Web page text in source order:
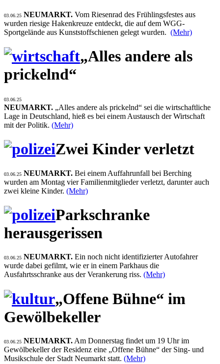
03.06.25 NEUMARKT. Vom Riesenrad des Frühlingsfestes aus
wurden riesige Hakenkreuze entdeckt, die auf dem WGG-
Sportgelände aus Kunststoffschienen gelegt wurden. (Mehr)
„Alles andere als
prickelnd“
03.06.25
NEUMARKT. „Alles andere als prickelnd“ sei die wirtschaftliche
Lage in Deutschland, hieß es bei einem Austausch der Wirtschaft
mit der Politik. (Mehr)
Zwei Kinder verletzt
03.06.25 NEUMARKT. Bei einem Auffahrunfall bei Berching
wurden am Montag vier Familienmitglieder verletzt, darunter auch
zwei kleine Kinder. (Mehr)
Parkschranke
herausgerissen
03.06.25 NEUMARKT. Ein noch nicht identifizierter Autofahrer
wurde dabei gefilmt, wie er in einem Parkhaus die
Ausfahrtsschranke aus der Verankerung riss. (Mehr)
„Offene Bühne“ im
Gewölbekeller
03.06.25 NEUMARKT. Am Donnerstag findet um 19 Uhr im
Gewölbekeller der Residenz eine „Offene Bühne“ der Sing- und
Musikschule der Stadt Neumarkt statt. (Mehr)